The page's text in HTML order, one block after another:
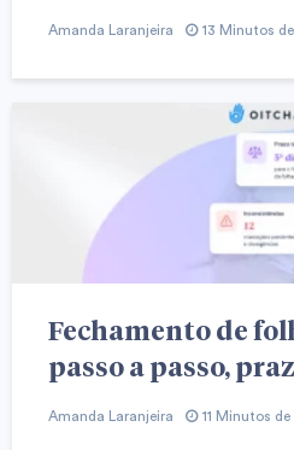
Amanda Laranjeira 13 Minutos
Fechamento de
passo a passo,
Amanda Laranjeira 11 Minutos